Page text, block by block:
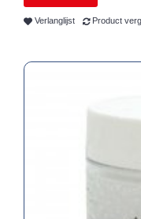
Verlanglijst Product